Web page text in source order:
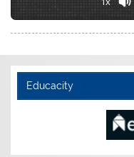
Educacity